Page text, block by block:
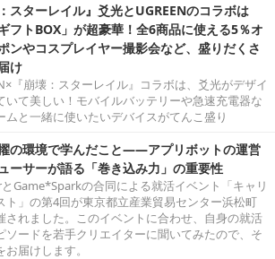
スターレイル』爻光とUGREENのコラボは
ギフトBOX」が超豪華！全6商品に使える5％オ
ンやコスプレイヤー撮影会など、盛りだくさ
け
『崩壊：スターレイル』コラボは、爻光がデザイ
いて美しい！モバイルバッテリーや急速充電器な
ムと一緒に使いたいデバイスがてんこ盛り
の環境で学んだこと――アプリボットの運営
ーサーが語る「巻き込み力」の重要性
Game*Sparkの合同による就活イベント「キャリ
ト」の第4回が東京都立産業貿易センター浜松町
されました。このイベントに合わせ、自身の就活
ソードを若手クリエイターに聞いてみたので、そ
届けします。